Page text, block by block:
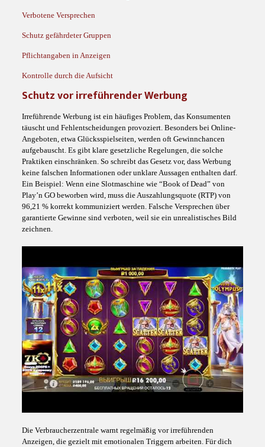
Verbotene Versprechen
Schutz gefährdeter Gruppen
Pflichtangaben in Anzeigen
Kontrolle durch die Aufsicht
Schutz vor irreführender Werbung
Irreführende Werbung ist ein häufiges Problem, das Konsumenten
täuscht und Fehlentscheidungen provoziert. Besonders bei Online-
Angeboten, etwa Glücksspielseiten, werden oft Gewinnchancen
aufgebauscht. Es gibt klare gesetzliche Regelungen, die solche
Praktiken einschränken. So schreibt das Gesetz vor, dass Werbung
keine falschen Informationen oder unklare Aussagen enthalten darf.
Ein Beispiel: Wenn eine Slotmaschine wie “Book of Dead” von
Play’n GO beworben wird, muss die Auszahlungsquote (RTP) von
96,21 % korrekt kommuniziert werden. Falsche Versprechen über
garantierte Gewinne sind verboten, weil sie ein unrealistisches Bild
zeichnen.
Die Verbraucherzentrale warnt regelmäßig vor irreführenden
Anzeigen, die gezielt mit emotionalen Triggern arbeiten. Für dich